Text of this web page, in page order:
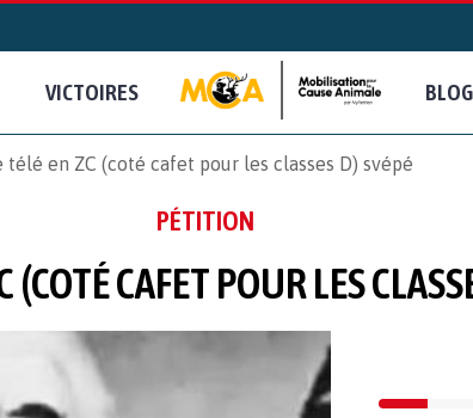
VICTOIRES BLOG
télé en ZC (coté cafet pour les classes D) svépé
PÉTITION
(COTÉ CAFET POUR LES